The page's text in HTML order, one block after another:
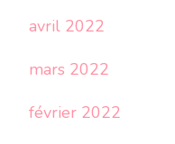
avril 2022
mars 2022
février 2022